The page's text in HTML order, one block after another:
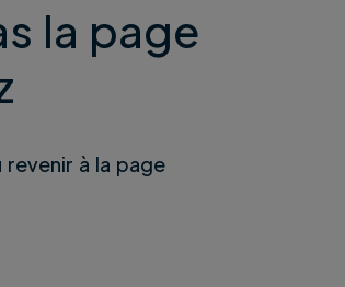
la page
revenir à la page